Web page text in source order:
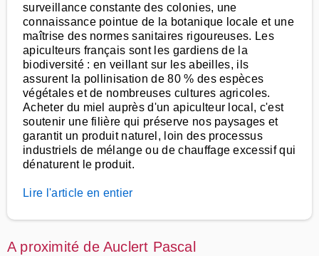
surveillance constante des colonies, une
connaissance pointue de la botanique locale et une
maîtrise des normes sanitaires rigoureuses. Les
apiculteurs français sont les gardiens de la
biodiversité : en veillant sur les abeilles, ils
assurent la pollinisation de 80 % des espèces
végétales et de nombreuses cultures agricoles.
Acheter du miel auprès d'un apiculteur local, c'est
soutenir une filière qui préserve nos paysages et
garantit un produit naturel, loin des processus
industriels de mélange ou de chauffage excessif qui
dénaturent le produit.
Lire l'article en entier
A proximité de Auclert Pascal